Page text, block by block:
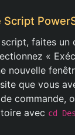
Script
faites
«
nouvelle
que vous
commande,
avec cd